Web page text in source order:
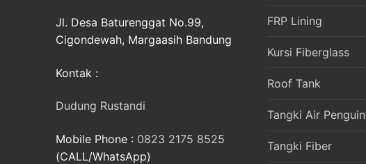
Jl. Desa Baturenggat No.99,
Cigondewah, Margaasih Bandung
Kontak :
Dudung Rustandi
Mobile Phone : 0823 2175 8525
(CALL/WhatsApp)
FRP Lining
Kursi Fiberglass
Roof Tank
Tangki Air Penguin
Tangki Fiber